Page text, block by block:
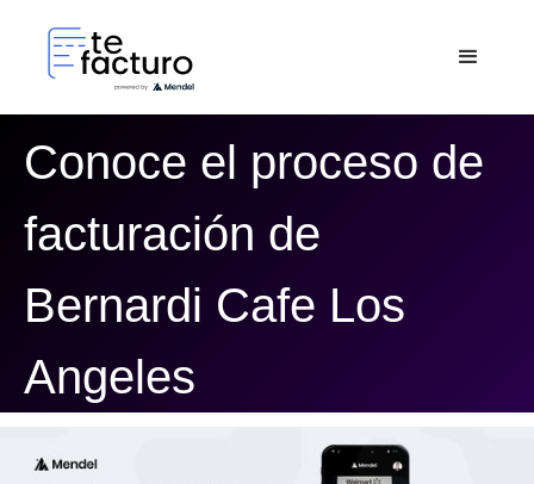
Conoce el proceso de
facturación de
Bernardi Cafe Los
Angeles